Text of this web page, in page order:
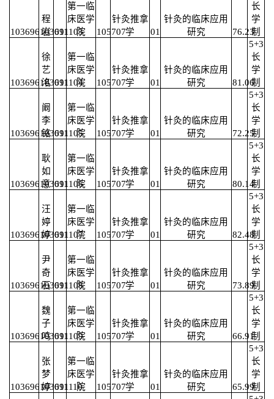
103696103691103
程
岩 011
第一临
床医学
院
105707
针灸推拿
学
01
针灸的临床应用
研究
76.23
长
学
制
103696103691104
徐
艺
洺 011
第一临
床医学
院
105707
针灸推拿
学
01
针灸的临床应用
研究
81.06
5+3
长
学
制
103696103691105
阚
李
铭 011
第一临
床医学
院
105707
针灸推拿
学
01
针灸的临床应用
研究
72.25
5+3
长
学
制
103696103691106
耿
如
意 011
第一临
床医学
院
105707
针灸推拿
学
01
针灸的临床应用
研究
80.14
5+3
长
学
制
103696103691107
汪
婷
婷 011
第一临
床医学
院
105707
针灸推拿
学
01
针灸的临床应用
研究
82.48
5+3
长
学
制
103696103691108
尹
奇
石 011
第一临
床医学
院
105707
针灸推拿
学
01
针灸的临床应用
研究
73.89
5+3
长
学
制
103696103691109
魏
子
鸣 011
第一临
床医学
院
105707
针灸推拿
学
01
针灸的临床应用
研究
66.91
5+3
长
学
制
103696103691110
张
梦
婷 011
第一临
床医学
院
105707
针灸推拿
学
01
针灸的临床应用
研究
65.99
5+3
长
学
制